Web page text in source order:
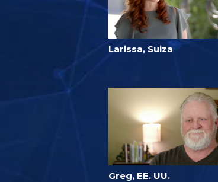
Larissa, Suiza
Greg, EE. UU.